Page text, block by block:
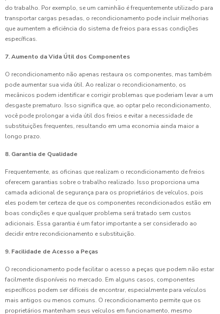
do trabalho. Por exemplo, se um caminhão é frequentemente utilizado para
transportar cargas pesadas, o recondicionamento pode incluir melhorias
que aumentem a eficiência do sistema de freios para essas condições
específicas.
7. Aumento da Vida Útil dos Componentes
O recondicionamento não apenas restaura os componentes, mas também
pode aumentar sua vida útil. Ao realizar o recondicionamento, os
mecânicos podem identificar e corrigir problemas que poderiam levar a um
desgaste prematuro. Isso significa que, ao optar pelo recondicionamento,
você pode prolongar a vida útil dos freios e evitar a necessidade de
substituições frequentes, resultando em uma economia ainda maior a
longo prazo.
8. Garantia de Qualidade
Frequentemente, as oficinas que realizam o recondicionamento de freios
oferecem garantias sobre o trabalho realizado. Isso proporciona uma
camada adicional de segurança para os proprietários de veículos, pois
eles podem ter certeza de que os componentes recondicionados estão em
boas condições e que qualquer problema será tratado sem custos
adicionais. Essa garantia é um fator importante a ser considerado ao
decidir entre recondicionamento e substituição.
9. Facilidade de Acesso a Peças
O recondicionamento pode facilitar o acesso a peças que podem não estar
facilmente disponíveis no mercado. Em alguns casos, componentes
específicos podem ser difíceis de encontrar, especialmente para veículos
mais antigos ou menos comuns. O recondicionamento permite que os
proprietários mantenham seus veículos em funcionamento, mesmo